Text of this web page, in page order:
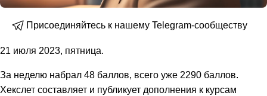
Присоединяйтесь к нашему Telegram-сообществу
21 июля 2023, пятница.
За неделю набрал 48 баллов, всего уже 2290 баллов.
Хекслет составляет и публикует дополнения к курсам